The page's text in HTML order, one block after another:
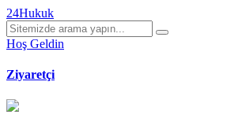
24Hukuk
Hoş Geldin
Ziyaretçi